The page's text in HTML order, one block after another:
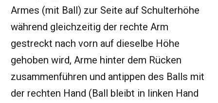
Armes (mit Ball) zur Seite auf Schulterhöhe
während gleichzeitig der rechte Arm
gestreckt nach vorn auf dieselbe Höhe
gehoben wird, Arme hinter dem Rücken
zusammenführen und antippen des Balls mit
der rechten Hand (Ball bleibt in linken Hand